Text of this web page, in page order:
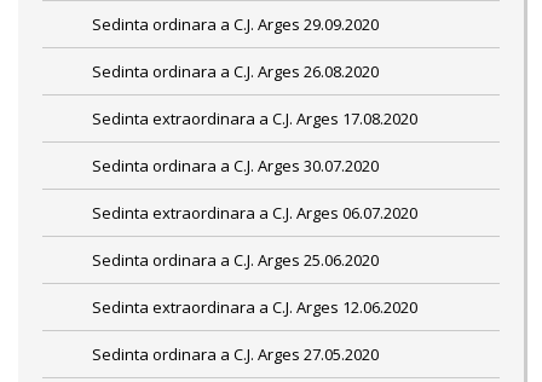
Sedinta ordinara a C.J. Arges 29.09.2020
Sedinta ordinara a C.J. Arges 26.08.2020
Sedinta extraordinara a C.J. Arges 17.08.2020
Sedinta ordinara a C.J. Arges 30.07.2020
Sedinta extraordinara a C.J. Arges 06.07.2020
Sedinta ordinara a C.J. Arges 25.06.2020
Sedinta extraordinara a C.J. Arges 12.06.2020
Sedinta ordinara a C.J. Arges 27.05.2020